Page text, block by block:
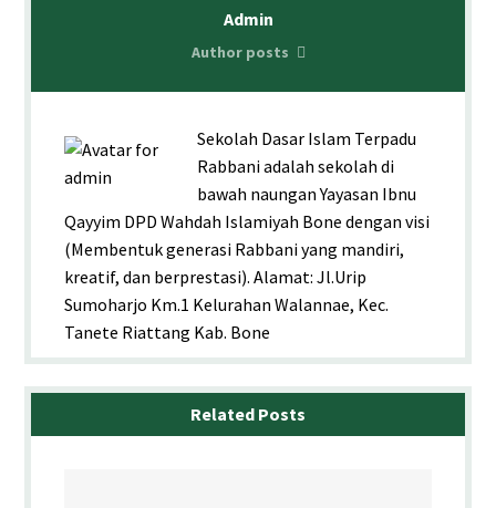
Admin
Author posts
Sekolah Dasar Islam Terpadu
Rabbani adalah sekolah di
bawah naungan Yayasan Ibnu
Qayyim DPD Wahdah Islamiyah Bone dengan visi
(Membentuk generasi Rabbani yang mandiri,
kreatif, dan berprestasi). Alamat: Jl.Urip
Sumoharjo Km.1 Kelurahan Walannae, Kec.
Tanete Riattang Kab. Bone
Related Posts